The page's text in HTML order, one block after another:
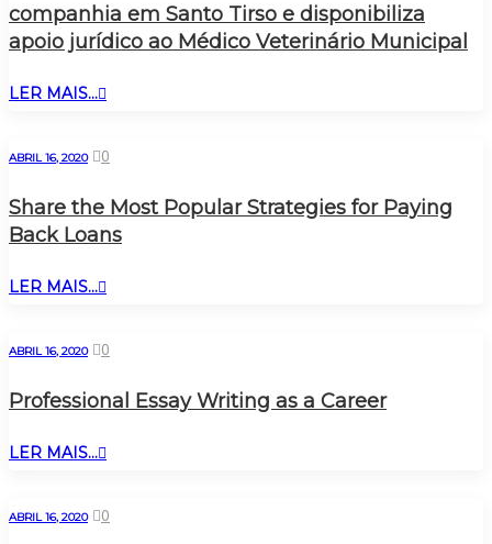
companhia em Santo Tirso e disponibiliza
apoio jurídico ao Médico Veterinário Municipal
LER MAIS...
ABRIL 16, 2020 0
Share the Most Popular Strategies for Paying
Back Loans
LER MAIS...
ABRIL 16, 2020 0
Professional Essay Writing as a Career
LER MAIS...
ABRIL 16, 2020 0